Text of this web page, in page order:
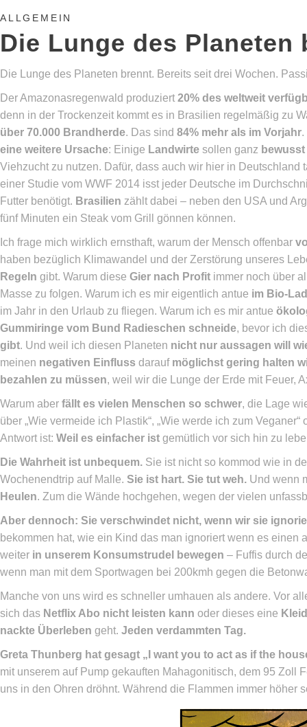
ALLGEMEIN
Die Lunge des Planeten
Die Lunge des Planeten brennt. Bereits seit drei Wochen.
Der Amazonasregenwald produziert 20% des weltweit
denn in der Trockenzeit kommt es in Brasilien regelmäßig zu
über 70.000 Brandherde. Das sind 84% mehr als im Vorjahr.
eine weitere Ursache: Einige Landwirte sollen ganz
Viehzucht zu nutzen. Dafür, dass auch wir hier in
einer Studie vom WWF 2014 isst jeder Deutsche im
Futter benötigt. Brasilien zählt dabei – neben den USA und
fünf Minuten ein Steak vom Grill gönnen können.
Ich frage mich wirklich ernsthaft, warum der Mensch offenbar
haben bezüglich Klimawandel und der Zerstörung unseres
Regeln gibt. Warum diese Gier nach Profit immer noch über
Masse zu folgen. Warum ich es mir eigentlich antue im Bio-
im Jahr in den Urlaub zu fliegen. Warum ich es mir antue
Gummiringe vom Bund Radieschen schneide, bevor ich
gibt. Und weil ich diesen Planeten nicht nur aussagen will
meinen negativen Einfluss darauf möglichst gering halten
bezahlen zu müssen, weil wir die Lunge der Erde mit Feuer,
Warum aber fällt es vielen Menschen so schwer, die Lage
über „Wie vermeide ich Plastik“, „Wie werde ich zum
Antwort ist: Weil es einfacher ist gemütlich vor sich hin zu
Die Wahrheit ist unbequem. Sie ist nicht so kommod wie in
Wochenendtrip auf Malle. Sie ist hart. Sie tut weh. Und wenn
Heulen. Zum die Wände hochgehen, wegen der vielen
Aber dennoch: Sie verschwindet nicht, wenn wir sie
bekommen hat, wie ein Kind das man ignoriert wenn es
weiter in unserem Konsumstrudel bewegen – Fuffis durch
wenn man mit dem Sportwagen bei 200kmh gegen die
Manche von uns wird es schneller umhauen als andere. Vor
sich das Netflix Abo nicht leisten kann oder dieses eine
nackte Überleben geht. Jeden verdammten Tag.
Greta Thunberg hat gesagt „I want you to act as if the
mit unserem auf Pump gekauften Mahagonitisch, dem 95 Zoll
uns in den Ohren dröhnt. Während die Flammen immer höher